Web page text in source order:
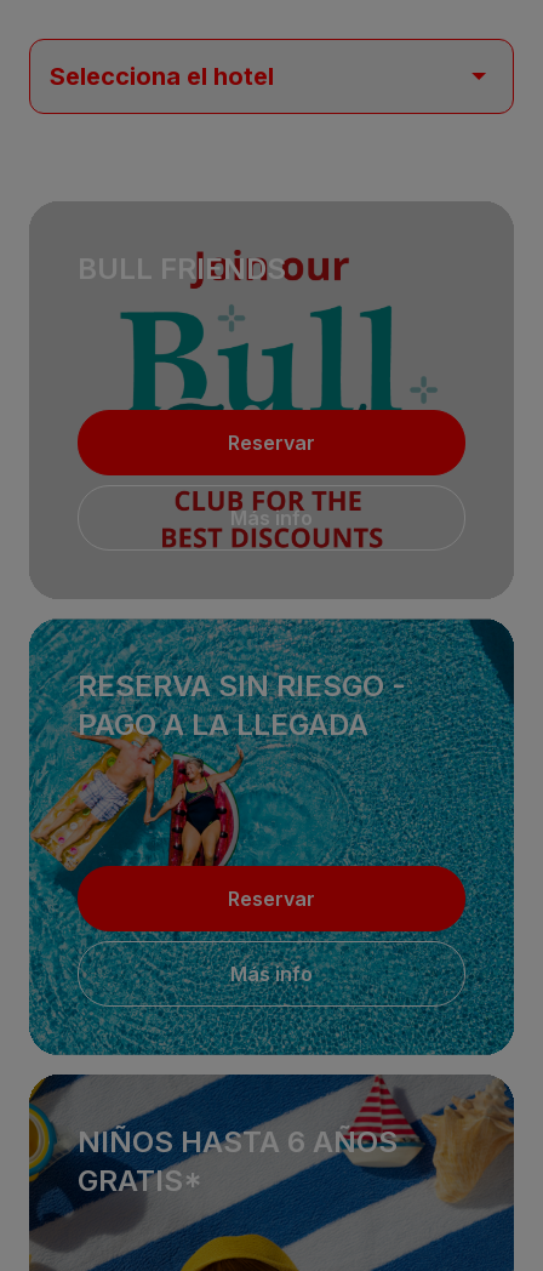
BULL FRIENDS
Reservar
Más info
RESERVA SIN RIESGO -
PAGO A LA LLEGADA
Reservar
Más info
NIÑOS HASTA 6 AÑOS
GRATIS*